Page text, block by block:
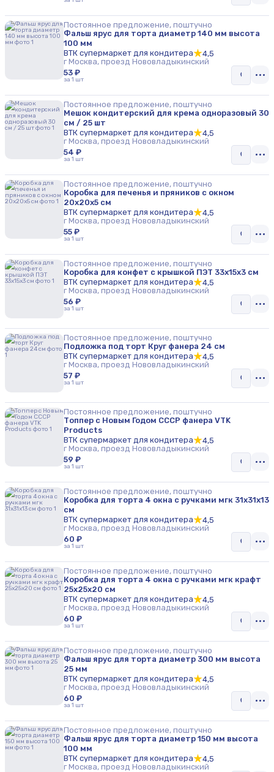
Постоянное предложение, поштучно
Фальш ярус для торта диаметр 140 мм высота
100 мм
ВТК супермаркет для кондитера
4,5
г Москва, проезд Нововладыкинский
53 ₽
за 1 шт
Постоянное предложение, поштучно
Мешок кондитерский для крема одноразовый 30
см / 25 шт
ВТК супермаркет для кондитера
4,5
г Москва, проезд Нововладыкинский
54 ₽
за 1 шт
Постоянное предложение, поштучно
Коробка для печенья и пряников с окном
20х20х5 см
ВТК супермаркет для кондитера
4,5
г Москва, проезд Нововладыкинский
55 ₽
за 1 шт
Постоянное предложение, поштучно
Коробка для конфет с крышкой ПЭТ 33х15х3 см
ВТК супермаркет для кондитера
4,5
г Москва, проезд Нововладыкинский
56 ₽
за 1 шт
Постоянное предложение, поштучно
Подложка под торт Круг фанера 24 см
ВТК супермаркет для кондитера
4,5
г Москва, проезд Нововладыкинский
57 ₽
за 1 шт
Постоянное предложение, поштучно
Топпер с Новым Годом СССР фанера VTK
Products
ВТК супермаркет для кондитера
4,5
г Москва, проезд Нововладыкинский
59 ₽
за 1 шт
Постоянное предложение, поштучно
Коробка для торта 4 окна с ручками мгк 31х31х13
см
ВТК супермаркет для кондитера
4,5
г Москва, проезд Нововладыкинский
60 ₽
за 1 шт
Постоянное предложение, поштучно
Коробка для торта 4 окна с ручками мгк крафт
25х25х20 см
ВТК супермаркет для кондитера
4,5
г Москва, проезд Нововладыкинский
60 ₽
за 1 шт
Постоянное предложение, поштучно
Фальш ярус для торта диаметр 300 мм высота
25 мм
ВТК супермаркет для кондитера
4,5
г Москва, проезд Нововладыкинский
60 ₽
за 1 шт
Постоянное предложение, поштучно
Фальш ярус для торта диаметр 150 мм высота
100 мм
ВТК супермаркет для кондитера
4,5
г Москва, проезд Нововладыкинский